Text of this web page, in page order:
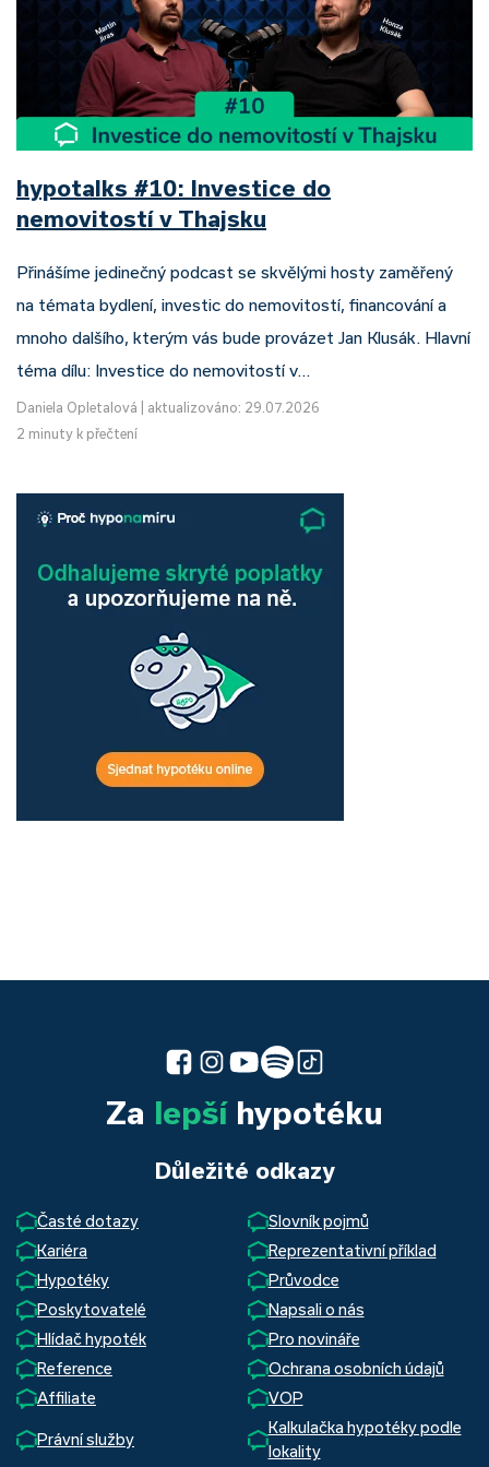
hypotalks #10: Investice do
nemovitostí v Thajsku
Přinášíme jedinečný podcast se skvělými hosty zaměřený
na témata bydlení, investic do nemovitostí, financování a
mnoho dalšího, kterým vás bude provázet Jan Klusák. Hlavní
téma dílu: Investice do nemovitostí v…
Daniela Opletalová
aktualizováno: 29.07.2026
2 minuty k přečtení
Za lepšíhypotéku
Důležité odkazy
Časté dotazy
Slovník pojmů
Kariéra
Reprezentativní příklad
Hypotéky
Průvodce
Poskytovatelé
Napsali o nás
Hlídač hypoték
Pro novináře
Reference
Ochrana osobních údajů
Affiliate
VOP
Právní služby
Kalkulačka hypotéky podle
lokality